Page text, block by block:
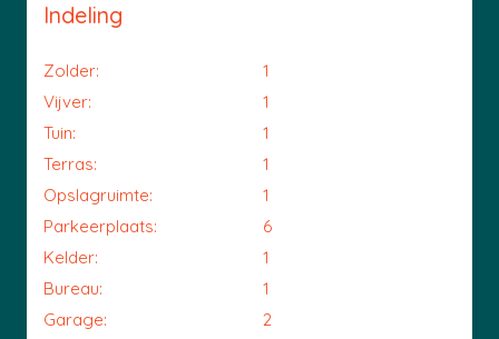
Indeling
Zolder:
1
Vijver:
1
Tuin:
1
Terras:
1
Opslagruimte:
1
Parkeerplaats:
6
Kelder:
1
Bureau:
1
Garage:
2